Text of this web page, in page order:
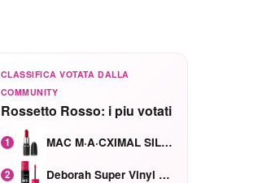
CLASSIFICA VOTATA DALLA
COMMUNITY
Rossetto Rosso: i piu votati
1 MAC M·A·CXIMAL SILKY MATTE Red Rock mat
2 Deborah Super Vinyl Shake Rosa Ciliegia